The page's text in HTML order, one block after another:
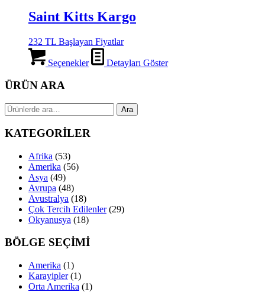
Saint Kitts Kargo
232 TL Başlayan Fiyatlar
Seçenekler Detayları Göster
ÜRÜN ARA
Ara: Ara
KATEGORİLER
Afrika (53)
Amerika (56)
Asya (49)
Avrupa (48)
Avustralya (18)
Çok Tercih Edilenler (29)
Okyanusya (18)
BÖLGE SEÇİMİ
Amerika (1)
Karayipler (1)
Orta Amerika (1)